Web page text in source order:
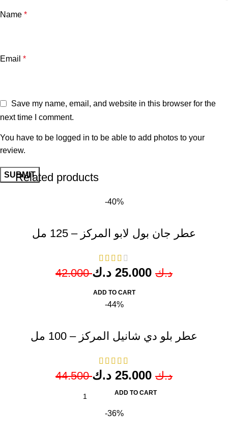
Name *
Email *
Save my name, email, and website in this browser for the
next time I comment.
You have to be logged in to be able to add photos to your
review.
Related products
-40%
عطر جان بول لابو المركز – 125 مل
42.000 د.ك 25.000 د.ك
ADD TO CART
-44%
عطر بلو دي شانيل المركز – 100 مل
44.500 د.ك 25.000 د.ك
ADD TO CART
-36%